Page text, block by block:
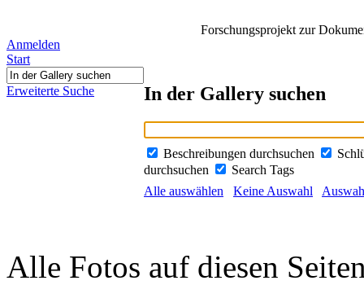
Forschungsprojekt zur
Anmelden
Start
Erweiterte Suche In der Gallery suchen
Beschreibungen durchsuchen
durchsuchen
Search Tags
Alle auswählen
Keine Auswahl
Alle Fotos auf diesen